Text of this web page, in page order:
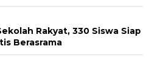
Rakyat, 330 Siswa Siap
Berasrama